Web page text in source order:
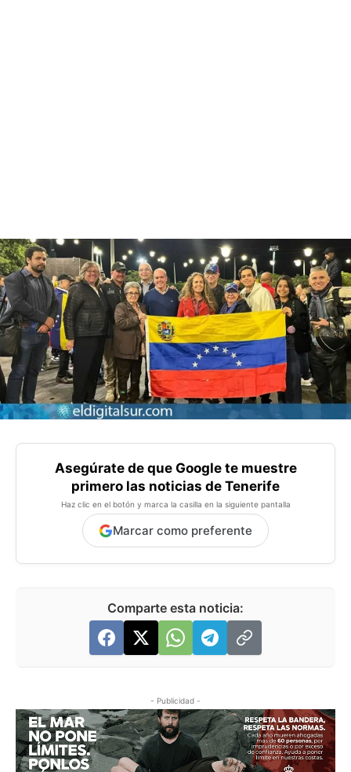
Asegúrate de que Google te muestre
primero las noticias de Tenerife
Haz clic en el botón y marca la casilla en la siguiente pantalla
Marcar como preferente
Comparte esta noticia:
- Publicidad -